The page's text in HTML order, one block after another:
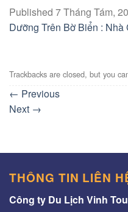
Published 7 Tháng Tám,
Dưỡng Trên Bờ Biển :
Trackbacks are closed, but you
← Previous
Next →
THÔNG TIN LIÊN
Công ty Du Lịch Vinh